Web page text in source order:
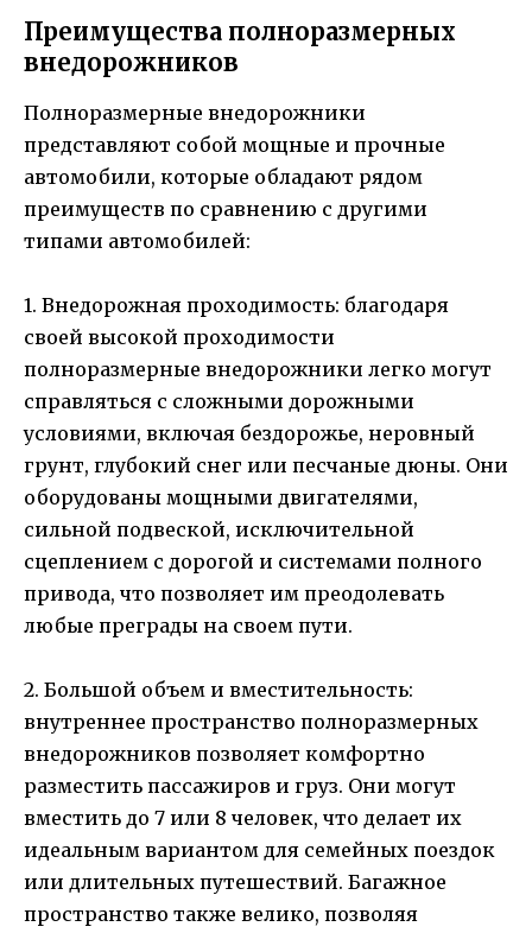
Преимущества полноразмерных
внедорожников
Полноразмерные внедорожники
представляют собой мощные и прочные
автомобили, которые обладают рядом
преимуществ по сравнению с другими
типами автомобилей:
1. Внедорожная проходимость: благодаря
своей высокой проходимости
полноразмерные внедорожники легко могут
справляться с сложными дорожными
условиями, включая бездорожье, неровный
грунт, глубокий снег или песчаные дюны. Они
оборудованы мощными двигателями,
сильной подвеской, исключительной
сцеплением с дорогой и системами полного
привода, что позволяет им преодолевать
любые преграды на своем пути.
2. Большой объем и вместительность:
внутреннее пространство полноразмерных
внедорожников позволяет комфортно
разместить пассажиров и груз. Они могут
вместить до 7 или 8 человек, что делает их
идеальным вариантом для семейных поездок
или длительных путешествий. Багажное
пространство также велико, позволяя